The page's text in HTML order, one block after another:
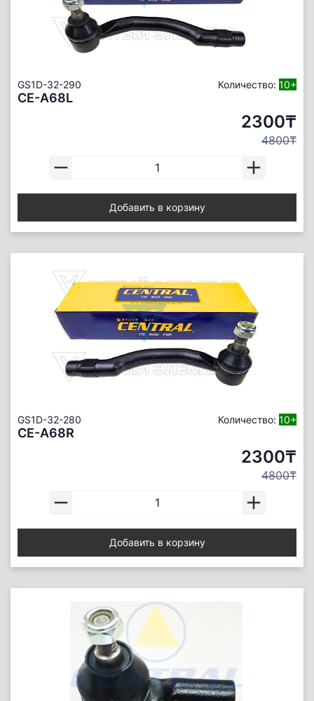
GS1D-32-290 Количество: 10+
CE-A68L
2300₸
4800₸
Добавить в корзину
GS1D-32-280 Количество: 10+
CE-A68R
2300₸
4800₸
Добавить в корзину